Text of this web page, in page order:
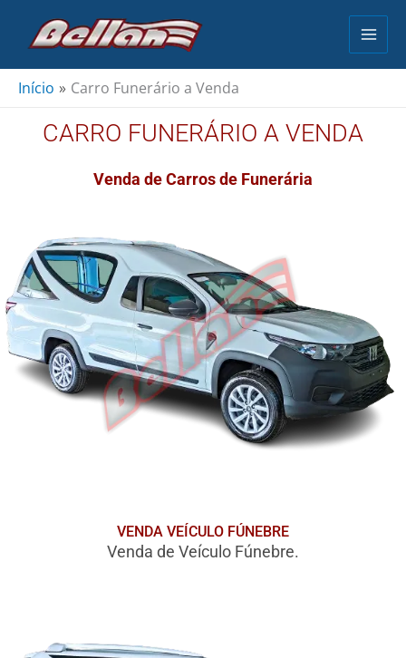
conteúdo
Início Carro Funerário a Venda
CARRO FUNERÁRIO A VENDA
Venda de Carros de Funerária
VENDA VEÍCULO FÚNEBRE
Venda de Veículo Fúnebre.